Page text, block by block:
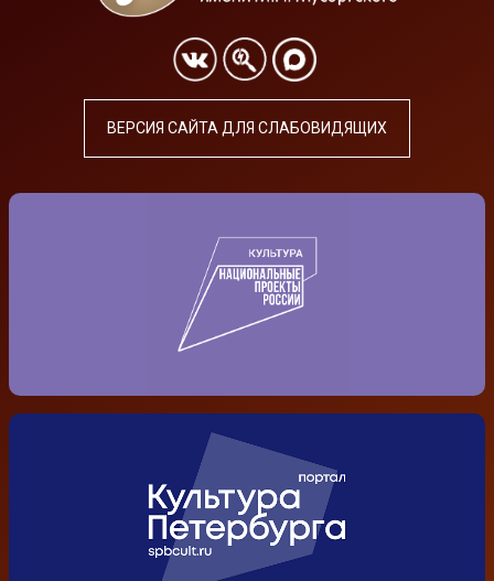
ВЕРСИЯ САЙТА ДЛЯ СЛАБОВИДЯЩИХ